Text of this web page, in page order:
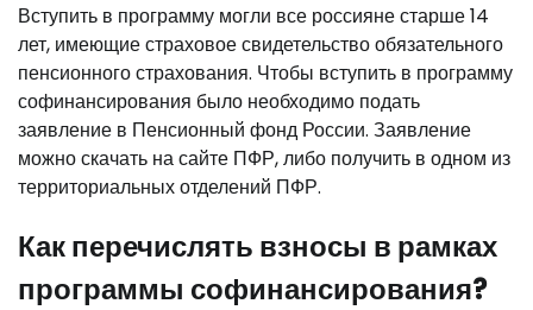
Вступить в программу могли все россияне старше 14
лет, имеющие страховое свидетельство обязательного
пенсионного страхования. Чтобы вступить в программу
софинансирования было необходимо подать
заявление в Пенсионный фонд России. Заявление
можно скачать на сайте ПФР, либо получить в одном из
территориальных отделений ПФР.
Как перечислять взносы в рамках
программы софинансирования?